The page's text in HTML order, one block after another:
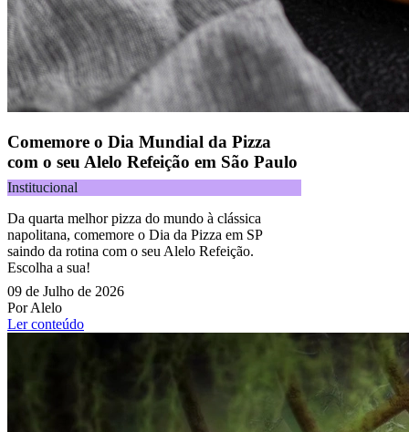
Comemore o Dia Mundial da Pizza
com o seu Alelo Refeição em São Paulo
Institucional
Da quarta melhor pizza do mundo à clássica
napolitana, comemore o Dia da Pizza em SP
saindo da rotina com o seu Alelo Refeição.
Escolha a sua!
09 de Julho de 2026
Por Alelo
Ler conteúdo